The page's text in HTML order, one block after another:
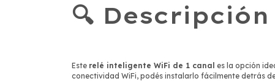
🔍
Este relé inteligente WiFi de 1 canal es la opción
conectividad WiFi, podés instalarlo fácilmente detrás